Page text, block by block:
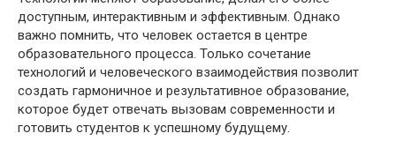
доступным, интерактивным и эффективным. Однако
важно помнить, что человек остается в центре
образовательного процесса. Только сочетание
технологий и человеческого взаимодействия позволит
создать гармоничное и результативное образование,
которое будет отвечать вызовам современности и
готовить студентов к успешному будущему.